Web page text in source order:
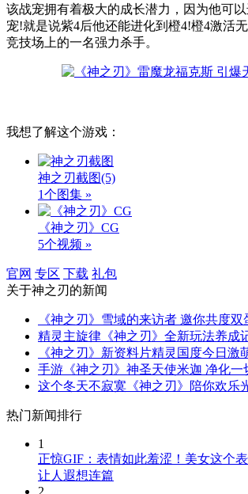
该战宠拥有着极大的成长潜力，因为他可
宠!就是说紫4后他还能进化到橙4!橙4激活
竞技场上的一名强力杀手。
我想了解这个游戏：
神之刃截图(5)
1个图集 »
《神之刃》CG
5个视频 »
官网 专区 下载 礼包
关于神之刃 的新闻
《神之刃》雪域的来访者 邀你共度双
精灵主旋律《神之刃》全新玩法养成
《神之刃》新资料片精灵国度今日激
手游《神之刃》神圣天使米迦 净化一
这个冬天不寂寞《神之刃》陪你欢乐
热门新闻排行
1
正惊GIF：表情如此羞涩！美女这个
让人遐想连篇
2